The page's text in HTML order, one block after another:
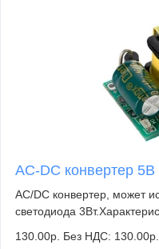
AC-DC конвертер
AC/DC конвертер, может
светодиода
130.00р. Без НДС: 130.00р.